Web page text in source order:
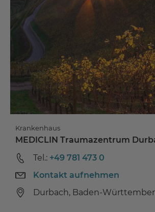
Krankenhaus
MEDICLIN Traumazentrum
Tel.: +49 781 473 0
Kontakt aufnehmen
Durbach, Baden-